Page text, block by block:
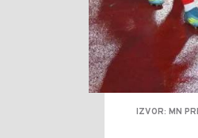
IZVOR: MN